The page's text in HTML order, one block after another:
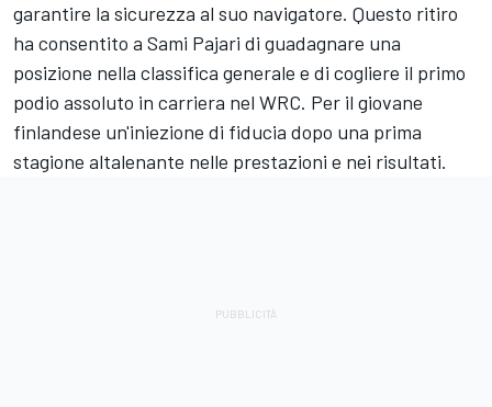
garantire la sicurezza al suo navigatore. Questo ritiro
ha consentito a Sami Pajari di guadagnare una
posizione nella classifica generale e di cogliere il primo
podio assoluto in carriera nel WRC. Per il giovane
finlandese un'iniezione di fiducia dopo una prima
stagione altalenante nelle prestazioni e nei risultati.